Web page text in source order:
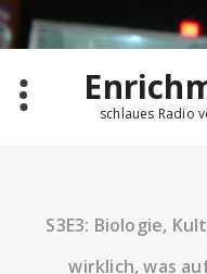
Zum
Inhalt
springen
schlaues Radio
S3E3: Biologie,
wirklich, was